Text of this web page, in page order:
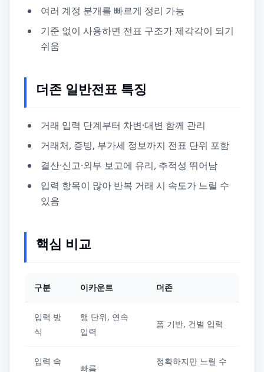
여러 계정 분개를 빠르게 정리 가능
기준 없이 사용하면 전표 구조가 제각각이 되기
쉬움
더존 일반전표 특징
거래 입력 단계부터 차변·대변 함께 관리
거래처, 증빙, 부가세 정보까지 전표 단위 포함
결산·신고·외부 보고에 유리, 추적성 뛰어남
입력 항목이 많아 반복 거래 시 속도가 느릴 수
있음
핵심 비교
구분 이카운트 더존
입력 방
식
행 단위, 연속
입력
폼 기반, 건별 입력
입력 속
빠름
정확하지만 느릴 수